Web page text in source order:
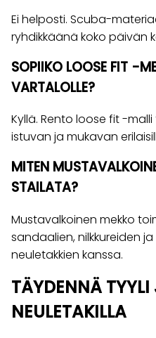
Ei helposti. Scuba-
ryhdikkäänä koko päivän
SOPIIKO LOOSE FIT -
VARTALOLLE?
Kyllä. Rento loose fit -
istuvan ja mukavan
MITEN
STAILATA?
Mustavalkoinen mekko
sandaalien, nilkkureiden
neuletakkien kanssa.
TÄYDENNÄ
NEULETAKILLA